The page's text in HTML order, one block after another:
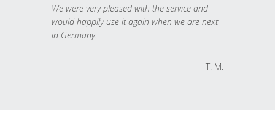
We were very pleased with the service and
would happily use it again when we are next
in Germany.
T. M.